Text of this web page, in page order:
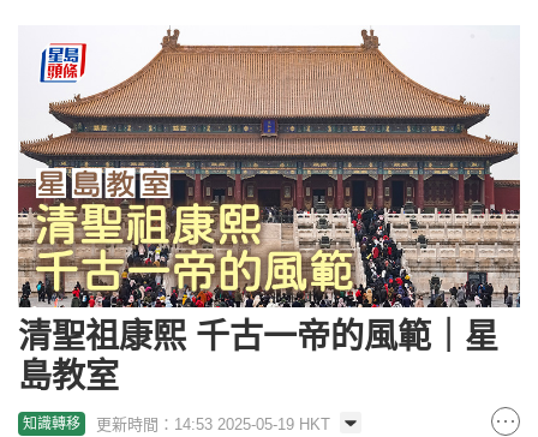
清聖祖康熙 千古一帝的風範｜星
島教室
知識轉移 更新時間：14:53 2025-05-19 HKT